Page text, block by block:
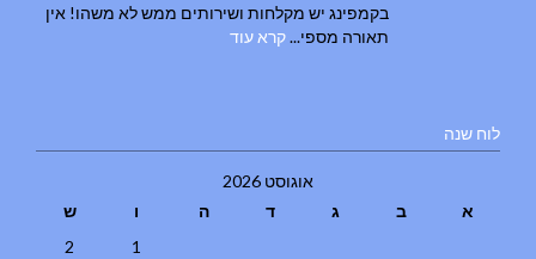
בקמפינג יש מקלחות ושירותים ממש לא משהו! אין
תאורה מספי...קרא עוד
לוח שנה
אוגוסט 2026
א
ב ג ד ה ו
ש
1
2